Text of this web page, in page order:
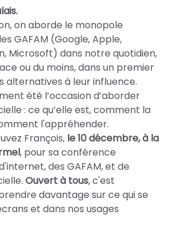
on aborde le monopole
GAFAM (Google, Apple,
Microsoft) dans notre quotidien,
ou du moins, dans un premier
alternatives à leur influence.
été l’occasion d’aborder
: ce qu’elle est, comment la
l'appréhender.
François, le 10 décembre, à la
, pour sa conférence
des GAFAM, et de
Ouvert à tous, c'est
davantage sur ce qui se
et dans nos usages